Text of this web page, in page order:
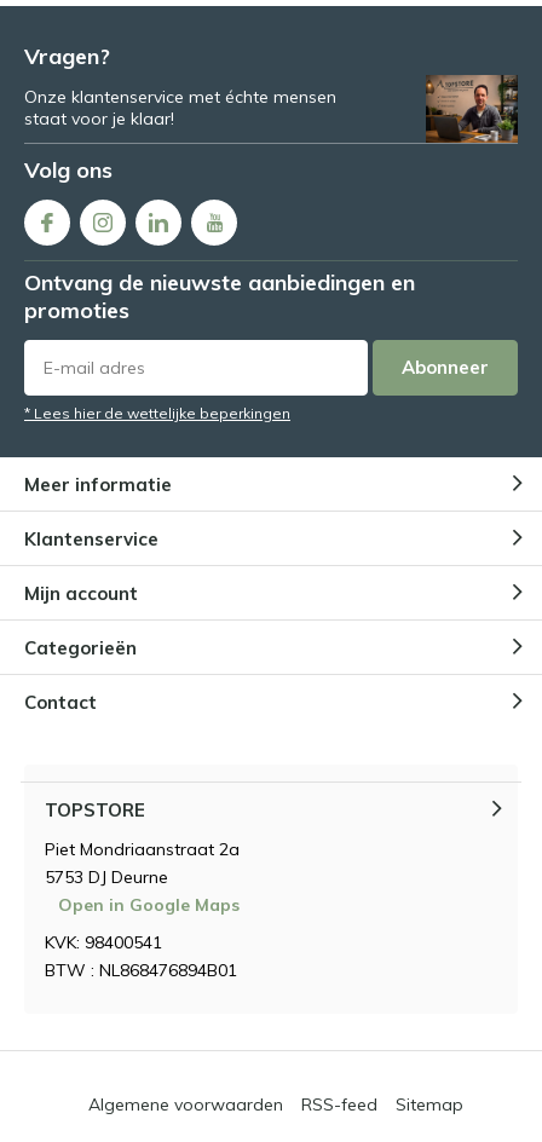
Vragen?
Onze klantenservice met échte mensen
staat voor je klaar!
Volg ons
Ontvang de nieuwste aanbiedingen en
promoties
Abonneer
* Lees hier de wettelijke beperkingen
Meer informatie
Klantenservice
Mijn account
Categorieën
Contact
TOPSTORE
Piet Mondriaanstraat 2a
5753 DJ Deurne
Open in Google Maps
KVK: 98400541
BTW : NL868476894B01
Algemene voorwaarden RSS-feed Sitemap